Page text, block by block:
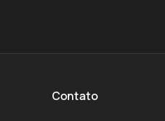
Contato